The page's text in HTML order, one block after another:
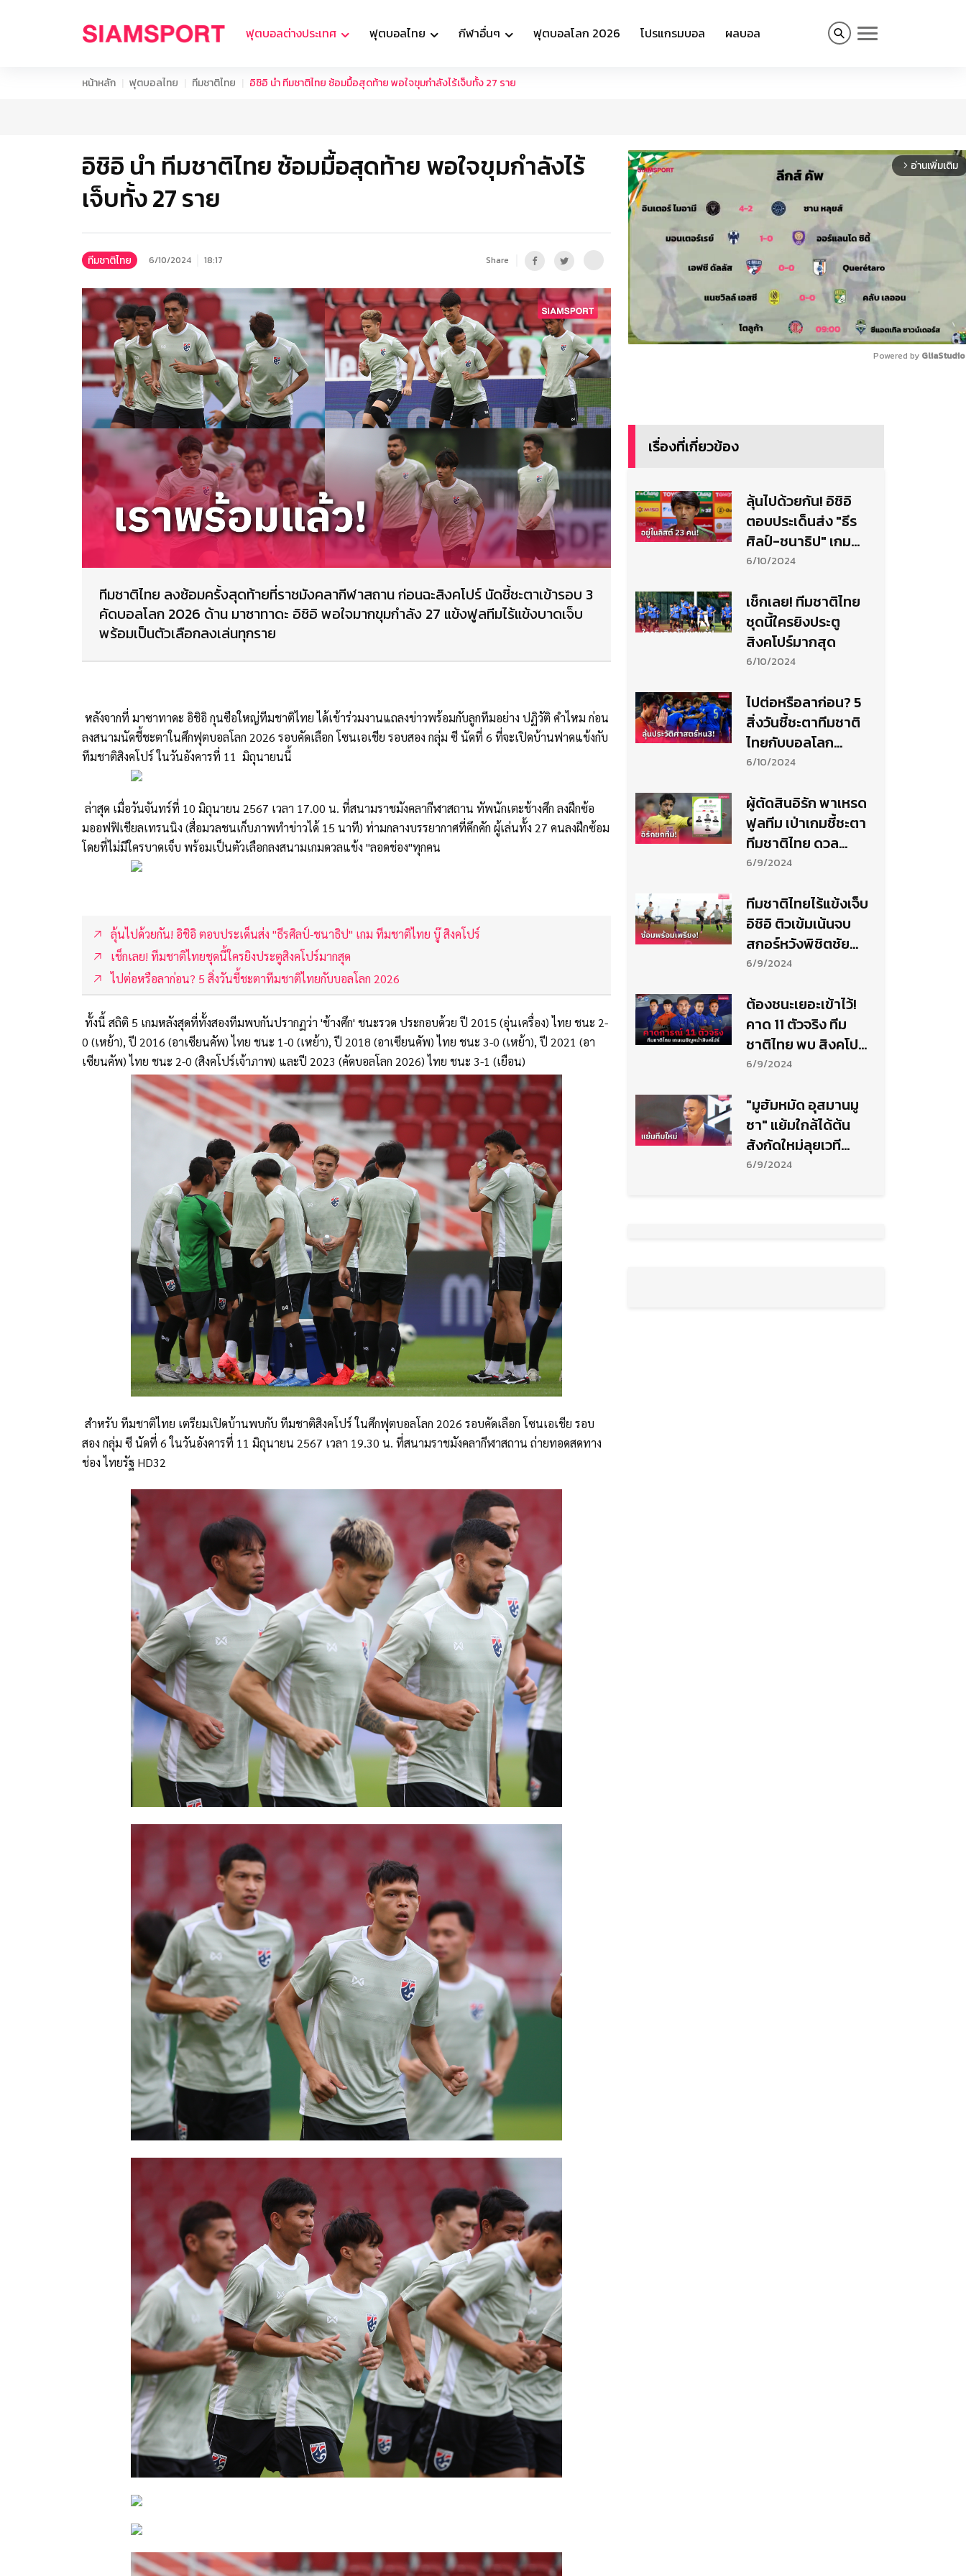
ฟุตบอลต่างประเทศ ฟุตบอลไทย กีฬาอื่นๆ ฟุตบอลโลก 2026 โปรแกรมบอล ผลบอล
หน้าหลัก ฟุตบอลไทย ทีมชาติไทย อิชิอิ นำ ทีมชาติไทย ซ้อมมื้อสุดท้าย พอใจขุมกำลังไร้เจ็บทั้ง 27 ราย
อิชิอิ นำ ทีมชาติไทย ซ้อมมื้อสุดท้าย พอใจขุมกำลังไร้
เจ็บทั้ง 27 ราย
ทีมชาติไทย 6/10/2024 18:17 Share
ทีมชาติไทย ลงซ้อมครั้งสุดท้ายที่ราชมังคลากีฬาสถาน ก่อนฉะสิงคโปร์ นัดชี้ชะตาเข้ารอบ 3
คัดบอลโลก 2026 ด้าน มาซาทาดะ อิชิอิ พอใจมากขุมกำลัง 27 แข้งฟูลทีมไร้แข้งบาดเจ็บ
พร้อมเป็นตัวเลือกลงเล่นทุกราย
หลังจากที่ มาซาทาดะ อิชิอิ กุนซือใหญ่ทีมชาติไทย ได้เข้าร่วมงานแถลงข่าวพร้อมกับลูกทีมอย่าง ปฏิวัติ คำไหม ก่อน
ลงสนามนัดชี้ชะตาในศึกฟุตบอลโลก 2026 รอบคัดเลือก โซนเอเชีย รอบสอง กลุ่ม ซี นัดที่ 6 ที่จะเปิดบ้านฟาดแข้งกับ
ทีมชาติสิงคโปร์ ในวันอังคารที่ 11 มิถุนายนนี้
ล่าสุด เมื่อวันจันทร์ที่ 10 มิถุนายน 2567 เวลา 17.00 น. ที่สนามราชมังคลากีฬาสถาน ทัพนักเตะช้างศึก ลงฝึกซ้อ
มออฟฟิเชียลเทรนนิง (สื่อมวลชนเก็บภาพทำข่าวได้ 15 นาที) ท่ามกลางบรรยากาศที่คึกคัก ผู้เล่นทั้ง 27 คนลงฝึกซ้อม
โดยที่ไม่มีใครบาดเจ็บ พร้อมเป็นตัวเลือกลงสนามเกมดวลแข้ง "ลอดช่อง"ทุกคน
ลุ้นไปด้วยกัน! อิชิอิ ตอบประเด็นส่ง "ธีรศิลป์-ชนาธิป" เกม ทีมชาติไทย บู๊ สิงคโปร์
เช็กเลย! ทีมชาติไทยชุดนี้ใครยิงประตูสิงคโปร์มากสุด
ไปต่อหรือลาก่อน? 5 สิ่งวันชี้ชะตาทีมชาติไทยกับบอลโลก 2026
ทั้งนี้ สถิติ 5 เกมหลังสุดที่ทั้งสองทีมพบกันปรากฏว่า 'ช้างศึก' ชนะรวด ประกอบด้วย ปี 2015 (อุ่นเครื่อง) ไทย ชนะ 2-
0 (เหย้า), ปี 2016 (อาเซียนคัพ) ไทย ชนะ 1-0 (เหย้า), ปี 2018 (อาเซียนคัพ) ไทย ชนะ 3-0 (เหย้า), ปี 2021 (อา
เซียนคัพ) ไทย ชนะ 2-0 (สิงคโปร์เจ้าภาพ) และปี 2023 (คัดบอลโลก 2026) ไทย ชนะ 3-1 (เยือน)
สำหรับ ทีมชาติไทย เตรียมเปิดบ้านพบกับ ทีมชาติสิงคโปร์ ในศึกฟุตบอลโลก 2026 รอบคัดเลือก โซนเอเชีย รอบ
สอง กลุ่ม ซี นัดที่ 6 ในวันอังคารที่ 11 มิถุนายน 2567 เวลา 19.30 น. ที่สนามราชมังคลากีฬาสถาน ถ่ายทอดสดทาง
ช่อง ไทยรัฐ HD32
arrow_forward_ios อ่านเพิ่มเติม
Powered by
เรื่องที่เกี่ยวข้อง
ลุ้นไปด้วยกัน! อิชิอิ
ตอบประเด็นส่ง "ธีร
ศิลป์-ชนาธิป" เกม
ทีมชาติไทย บู๊
6/10/2024
เช็กเลย! ทีมชาติไทย
ชุดนี้ใครยิงประตู
สิงคโปร์มากสุด
6/10/2024
ไปต่อหรือลาก่อน? 5
สิ่งวันชี้ชะตาทีมชาติ
ไทยกับบอลโลก
2026
6/10/2024
ผู้ตัดสินอิรัก พาเหรด
ฟูลทีม เป่าเกมชี้ชะตา
ทีมชาติไทย ดวล
สิงคโปร์
6/9/2024
ทีมชาติไทยไร้แข้งเจ็บ
อิชิอิ ติวเข้มเน้นจบ
สกอร์หวังพิชิตชัย
สิงค์โปร์ให้ได้
6/9/2024
ต้องชนะเยอะเข้าไว้!
คาด 11 ตัวจริง ทีม
ชาติไทย พบ สิงคโปร์
คัดบอลโลก
6/9/2024
"มูฮัมหมัด อุสมานมู
ซา" แย้มใกล้ได้ต้น
สังกัดใหม่ลุยเวที
ยุโรปฤดูกาล
6/9/2024